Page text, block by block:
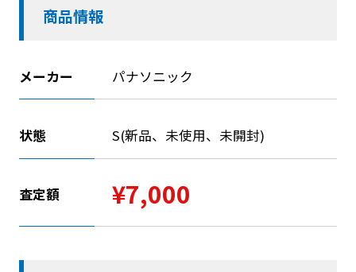
商品情報
メーカー パナソニック
状態 S(新品、未使用、未開封)
査定額 ¥7,000